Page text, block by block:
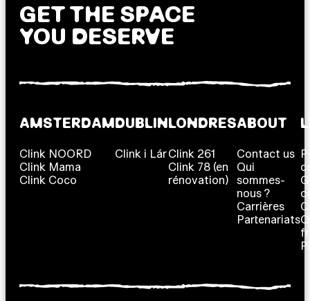
GET THE SPACE
YOU DESERVE
AMSTERDAM
Clink NOORD
Clink Mama
Clink Coco
DUBLIN
Clink i Lár
LONDRES
Clink 261
Clink 78 (en
rénovation)
ABOUT
Contact us
Qui
sommes-
nous ?
Carrières
Partenariats